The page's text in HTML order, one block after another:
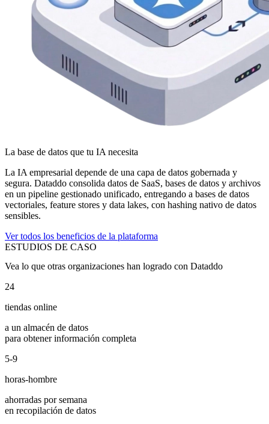
La base de datos que tu IA necesita
La IA empresarial depende de una capa de datos gobernada y
segura. Dataddo consolida datos de SaaS, bases de datos y archivos
en un pipeline gestionado unificado, entregando a bases de datos
vectoriales, feature stores y data lakes, con hashing nativo de datos
sensibles.
Ver todos los beneficios de la plataforma
ESTUDIOS DE CASO
Vea lo que otras organizaciones han logrado con Dataddo
24
tiendas online
a un almacén de datos
para obtener información completa
5-9
horas-hombre
ahorradas por semana
en recopilación de datos